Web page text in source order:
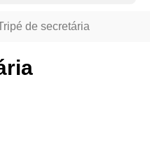
de secretária